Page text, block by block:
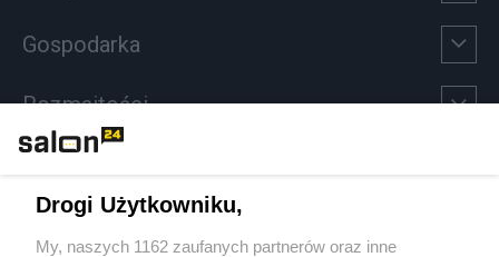
Gospodarka
Rozmaitości
Sport
Drogi Użytkowniku,
My, naszych 1162 zaufanych partnerów oraz inne